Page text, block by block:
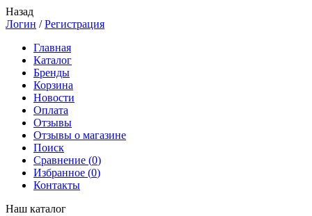
Назад
Логин /Регистрация
Главная
Каталог
Бренды
Корзина
Новости
Оплата
Отзывы
Отзывы о магазине
Поиск
Сравнение (0)
Избранное (0)
Контакты
Наш каталог